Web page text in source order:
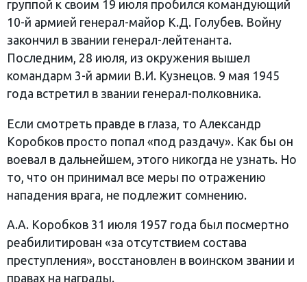
группой к своим 19 июля пробился командующий
10-й армией генерал-майор К.Д. Голубев. Войну
закончил в звании генерал-лейтенанта.
Последним, 28 июля, из окружения вышел
командарм 3-й армии В.И. Кузнецов. 9 мая 1945
года встретил в звании генерал-полковника.
Если смотреть правде в глаза, то Александр
Коробков просто попал «под раздачу». Как бы он
воевал в дальнейшем, этого никогда не узнать. Но
то, что он принимал все меры по отражению
нападения врага, не подлежит сомнению.
А.А. Коробков 31 июля 1957 года был посмертно
реабилитирован «за отсутствием состава
преступления», восстановлен в воинском звании и
правах на награды.